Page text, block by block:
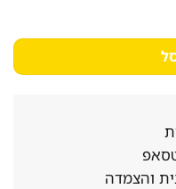
דגם ברוק – משלוח חינם!